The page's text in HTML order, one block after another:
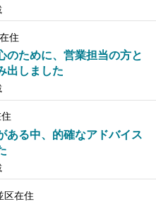
住
のために、営業担当の方と
出しました
ある中、的確なアドバイス
在住